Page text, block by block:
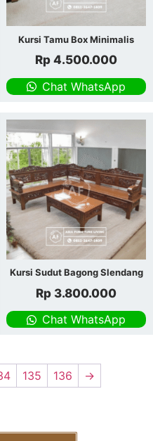
Kursi Tamu Box Minimalis
Rp 4.500.000
Chat WhatsApp
Kursi Sudut Bagong Slendang
Rp 3.800.000
Chat WhatsApp
135 136 →